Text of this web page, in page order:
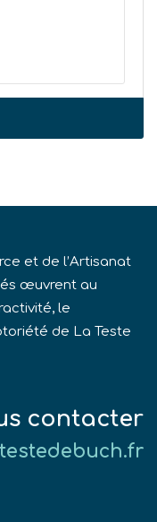
et de l’Artisanat
œuvrent au
le
de La Teste
contacter